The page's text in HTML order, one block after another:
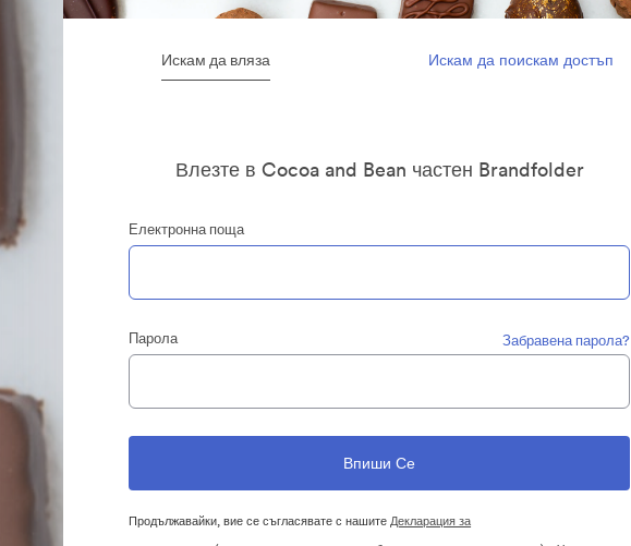
Искам да вляза Искам да поискам достъп
Влезте в Cocoa and Bean частен Brandfolder
Електронна поща
Парола Забравена парола?
Продължавайки, вие се съгласявате с нашитеДекларация за